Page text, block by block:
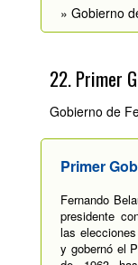
» Gobierno
22. Primer
Gobierno de
Primer
Fernando
presidente
las
y gobernó el